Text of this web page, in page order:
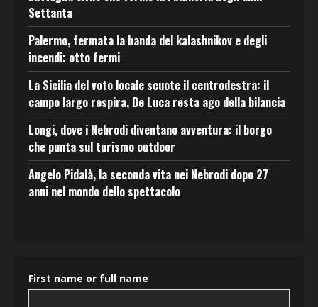
Settanta
Palermo, fermata la banda del kalashnikov e degli
incendi: otto fermi
La Sicilia del voto locale scuote il centrodestra: il
campo largo respira, De Luca resta ago della bilancia
Longi, dove i Nebrodi diventano avventura: il borgo
che punta sul turismo outdoor
Angelo Pidalà, la seconda vita nei Nebrodi dopo 27
anni nel mondo dello spettacolo
First name or full name